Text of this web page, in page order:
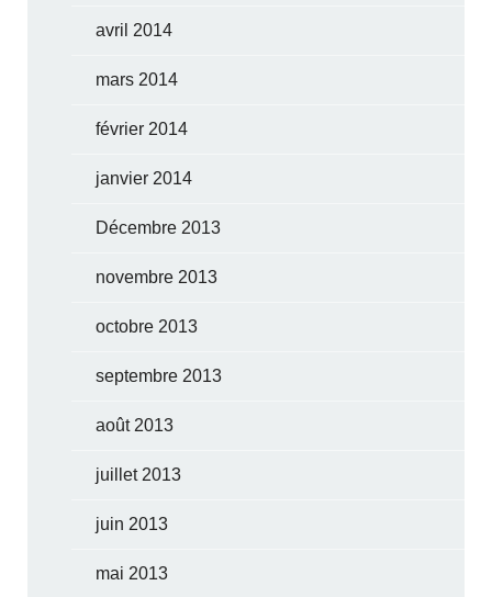
avril 2014
mars 2014
février 2014
janvier 2014
Décembre 2013
novembre 2013
octobre 2013
septembre 2013
août 2013
juillet 2013
juin 2013
mai 2013